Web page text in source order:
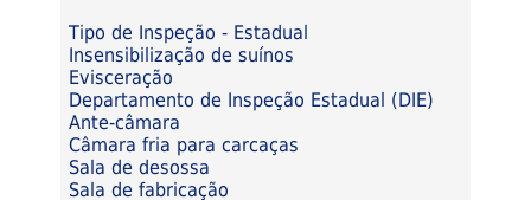
Tipo de Inspeção - Estadual
Insensibilização de suínos
Evisceração
Departamento de Inspeção Estadual (DIE)
Ante-câmara
Câmara fria para carcaças
Sala de desossa
Sala de fabricação